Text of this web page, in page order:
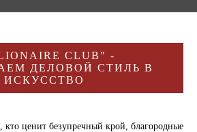
CLUB" -
ДЕЛОВОЙ СТИЛЬ В
ИСКУССТВО
ценит безупречный крой, благородные